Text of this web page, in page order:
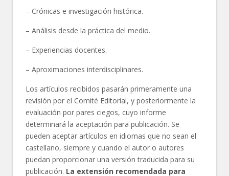
– Crónicas e investigación histórica.
– Análisis desde la práctica del medio.
– Experiencias docentes.
– Aproximaciones interdisciplinares.
Los artículos recibidos pasarán primeramente una
revisión por el Comité Editorial, y posteriormente la
evaluación por pares ciegos, cuyo informe
determinará la aceptación para publicación. Se
pueden aceptar artículos en idiomas que no sean el
castellano, siempre y cuando el autor o autores
puedan proporcionar una versión traducida para su
publicación. La extensión recomendada para